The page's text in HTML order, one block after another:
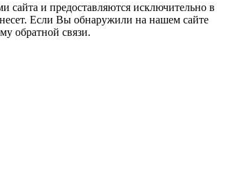
и предоставляются исключительно в
Если Вы обнаружили на нашем сайте
обратной связи.